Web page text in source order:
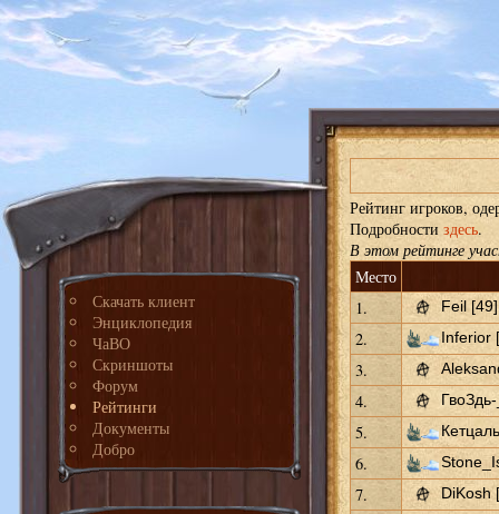
Скачать клиент
Энциклопедия
ЧаВО
Скриншоты
Форум
Рейтинги
Документы
Добро
Рейтинг игроков,
Подробности здесь.
В этом рейтинге
Место
1.
Feil [49]
2. Inferior
3.
4.
5.
6.
7. DiKosh